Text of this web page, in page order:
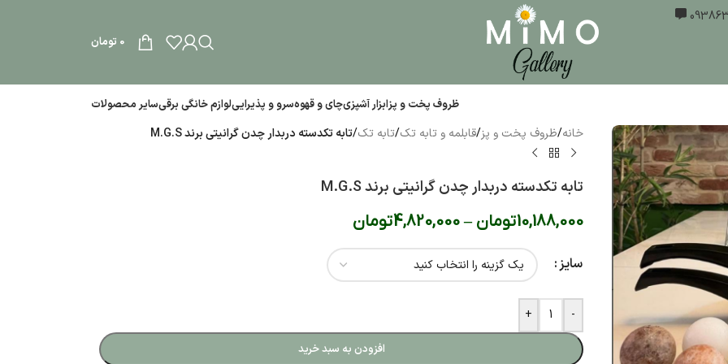
0 تومان
ظروف پخت و پزابزار آشپزیچای و قهوهسرو و پذیراییلوازم خانگی برقیسایر محصولات
خانه/ظروف پخت و پز/قابلمه و تابه تک/تابه تک/تابه تکدسته دربدار چدن گرانیتی برند M.G.S
تابه تکدسته دربدار چدن گرانیتی برند M.G.S
10,188,000تومان –
4,820,000تومان
سایز
-
+
افزودن به سبد خرید